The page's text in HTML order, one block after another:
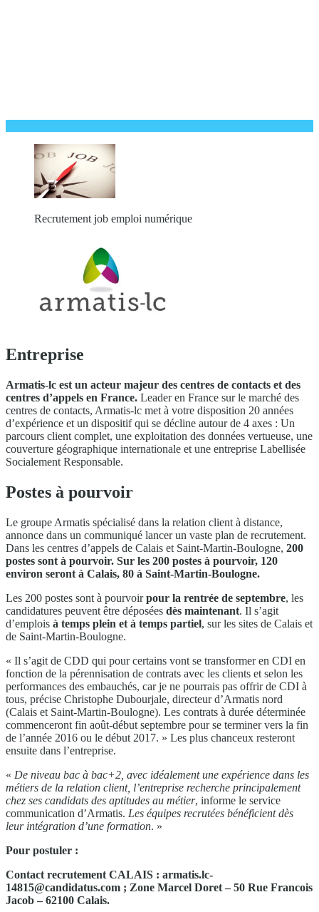
Recrutement job emploi numérique
Entreprise
Armatis-lc est un acteur majeur des centres de contacts et des
centres d’appels en France. Leader en France sur le marché des
centres de contacts, Armatis-lc met à votre disposition 20 années
d’expérience et un dispositif qui se décline autour de 4 axes : Un
parcours client complet, une exploitation des données vertueuse, une
couverture géographique internationale et une entreprise Labellisée
Socialement Responsable.
Postes à pourvoir
Le groupe Armatis spécialisé dans la relation client à distance,
annonce dans un communiqué lancer un vaste plan de recrutement.
Dans les centres d’appels de Calais et Saint-Martin-Boulogne, 200
postes sont à pourvoir. Sur les 200 postes à pourvoir, 120
environ seront à Calais, 80 à Saint-Martin-Boulogne.
Les 200 postes sont à pourvoirpour la rentrée de septembre, les
candidatures peuvent être déposées dès maintenant. Il s’agit
d’emplois à temps plein et à temps partiel, sur les sites de Calais et
de Saint-Martin-Boulogne.
« Il s’agit de CDD qui pour certains vont se transformer en CDI en
fonction de la pérennisation de contrats avec les clients et selon les
performances des embauchés, car je ne pourrais pas offrir de CDI à
tous, précise Christophe Dubourjale, directeur d’Armatis nord
(Calais et Saint-Martin-Boulogne). Les contrats à durée déterminée
commenceront fin août-début septembre pour se terminer vers la fin
de l’année 2016 ou le début 2017. » Les plus chanceux resteront
ensuite dans l’entreprise.
« De niveau bac à bac+2, avec idéalement une expérience dans les
métiers de la relation client, l’entreprise recherche principalement
chez ses candidats des aptitudes au métier, informe le service
communication d’Armatis. Les équipes recrutées bénéficient dès
leur intégration d’une formation. »
Pour postuler :
Contact recrutement CALAIS : armatis.lc-
14815@candidatus.com ; Zone Marcel Doret – 50 Rue Francois
Jacob – 62100 Calais.